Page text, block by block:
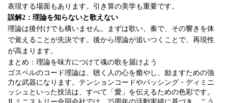
表現する場面もあります。引き算の美学も重要です。
誤解2：理論を知らないと歌えない
理論は後付けでも構いません。まずは歌い、奏で、その響きを体
で覚えることが先決です。後から理論が追いつくことで、再現性
が高まります。
まとめ：理論を味方につけて魂の歌を届けよう
ゴスペルのコード理論は、聴く人の心を癒やし、励ますための強
力な武器になります。テンションコードやパッシング・ディミニ
ッシュといった技法は、すべて「愛」を伝えるための色彩です。